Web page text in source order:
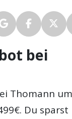
bei
Thomann um
Du sparst